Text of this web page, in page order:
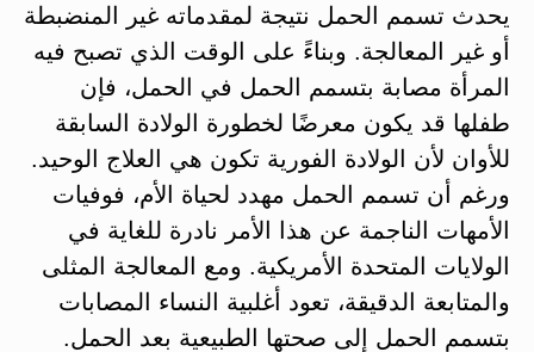
يحدث تسمم الحمل نتيجة لمقدماته غير المنضبطة
أو غير المعالجة. وبناءً على الوقت الذي تصبح فيه
المرأة مصابة بتسمم الحمل في الحمل، فإن
طفلها قد يكون معرضًا لخطورة الولادة السابقة
للأوان لأن الولادة الفورية تكون هي العلاج الوحيد.
ورغم أن تسمم الحمل مهدد لحياة الأم، فوفيات
الأمهات الناجمة عن هذا الأمر نادرة للغاية في
الولايات المتحدة الأمريكية. ومع المعالجة المثلى
والمتابعة الدقيقة، تعود أغلبية النساء المصابات
بتسمم الحمل إلى صحتها الطبيعية بعد الحمل.